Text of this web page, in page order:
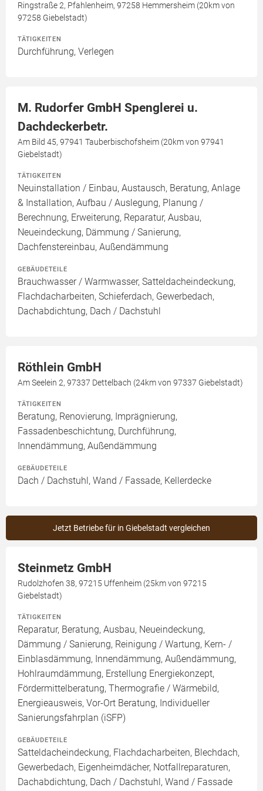
Ringstraße 2, Pfahlenheim, 97258 Hemmersheim (20km von
97258 Giebelstadt)
TÄTIGKEITEN
Durchführung, Verlegen
M. Rudorfer GmbH Spenglerei u.
Dachdeckerbetr.
Am Bild 45, 97941 Tauberbischofsheim (20km von 97941
Giebelstadt)
TÄTIGKEITEN
Neuinstallation / Einbau, Austausch, Beratung, Anlage
& Installation, Aufbau / Auslegung, Planung /
Berechnung, Erweiterung, Reparatur, Ausbau,
Neueindeckung, Dämmung / Sanierung,
Dachfenstereinbau, Außendämmung
GEBÄUDETEILE
Brauchwasser / Warmwasser, Satteldacheindeckung,
Flachdacharbeiten, Schieferdach, Gewerbedach,
Dachabdichtung, Dach / Dachstuhl
Röthlein GmbH
Am Seelein 2, 97337 Dettelbach (24km von 97337 Giebelstadt)
TÄTIGKEITEN
Beratung, Renovierung, Imprägnierung,
Fassadenbeschichtung, Durchführung,
Innendämmung, Außendämmung
GEBÄUDETEILE
Dach / Dachstuhl, Wand / Fassade, Kellerdecke
Jetzt Betriebe für in Giebelstadt vergleichen
Steinmetz GmbH
Rudolzhofen 38, 97215 Uffenheim (25km von 97215
Giebelstadt)
TÄTIGKEITEN
Reparatur, Beratung, Ausbau, Neueindeckung,
Dämmung / Sanierung, Reinigung / Wartung, Kern- /
Einblasdämmung, Innendämmung, Außendämmung,
Hohlraumdämmung, Erstellung Energiekonzept,
Fördermittelberatung, Thermografie / Wärmebild,
Energieausweis, Vor-Ort Beratung, Individueller
Sanierungsfahrplan (iSFP)
GEBÄUDETEILE
Satteldacheindeckung, Flachdacharbeiten, Blechdach,
Gewerbedach, Eigenheimdächer, Notfallreparaturen,
Dachabdichtung, Dach / Dachstuhl, Wand / Fassade